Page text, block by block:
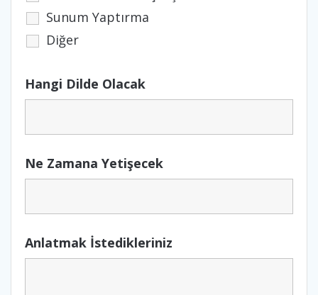
Sunum Yaptırma
Diğer
Hangi Dilde Olacak
Ne Zamana Yetişecek
Anlatmak İstedikleriniz